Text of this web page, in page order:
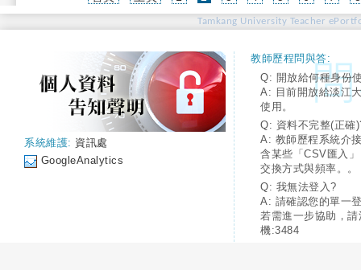
Tamkang University Teacher
系統維護: 資訊處
GoogleAnalytics
教師歷程問與答:
Q: 開放給何種身份
A: 目前開放給淡江
使用。
Q: 資料不完整(正確
A: 教師歷程系統介
含某些「CSV匯入
交換方式與頻率。。
Q: 我無法登入?
A: 請確認您的單一
若需進一步協助，
機:3484